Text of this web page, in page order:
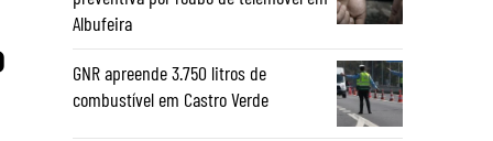
Albufeira
GNR apreende 3.750 litros de
combustível em Castro Verde